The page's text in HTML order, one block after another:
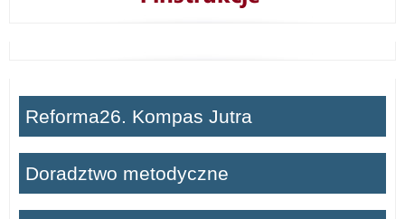
Reforma26. Kompas Jutra
Doradztwo metodyczne